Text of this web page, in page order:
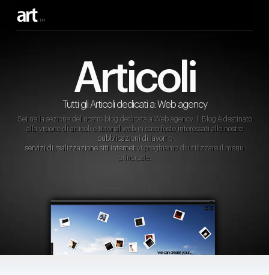
Articoli
Tutti gli Articoli dedicati a: Web agency
Sei nella sezione del nostro blog dedicata a Web agency. Il Blog è destinato
alla visione di articoli e tutorial web in caso foste interessati alle nostre
pubblicazioni di lavorio
servizi di realizzazione siti internet vi preghiamo di utilizzare il menu
principale.